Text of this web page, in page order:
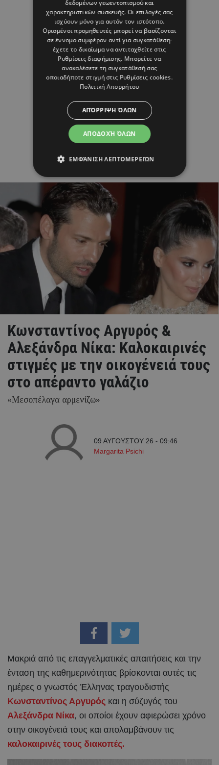
Κωνσταντίνος Αργυρός &
Αλεξάνδρα Νίκα: Καλοκαιρινές
στιγμές με την οικογένειά τους
στο απέραντο γαλάζιο
«Μεσοπέλαγα αρμενίζω»
09 ΑΥΓΟΥΣΤΟΥ 26 - 09:46
Margarita Psichi
Μακριά από τις επαγγελματικές απαιτήσεις και την
ένταση της καθημερινότητας βρίσκονται αυτές τις
ημέρες ο γνωστός Έλληνας τραγουδιστής
Κωνσταντίνος Αργυρός και η σύζυγός του
Αλεξάνδρα Νίκα, οι οποίοι έχουν αφιερώσει χρόνο
στην οικογένειά τους και απολαμβάνουν τις
καλοκαιρινές τους διακοπές.
δεδομένων γεωεντοπισμού και
χαρακτηριστικών συσκευής. Οι επιλογές σας
ισχύουν μόνο για αυτόν τον ιστότοπο.
Ορισμένοι προμηθευτές μπορεί να βασίζονται
σε έννομο συμφέρον αντί για συγκατάθεση·
έχετε το δικαίωμα να αντιταχθείτε στις
Ρυθμίσεις διαφήμισης. Μπορείτε να
ανακαλέσετε τη συγκατάθεσή σας
οποιαδήποτε στιγμή στις Ρυθμίσεις cookies.
Πολιτική Απορρήτου
ΑΠΟΔΟΧΉ ΌΛΩΝ
ΑΠΌΡΡΙΨΗ ΌΛΩΝ
ΕΜΦΆΝΙΣΗ ΛΕΠΤΟΜΕΡΕΙΏΝ